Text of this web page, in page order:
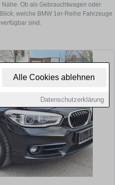
Alle Cookies ablehnen
Datenschutzerklärung
Ob als Gebrauchtwagen oder
welche BMW 1er-Reihe Fahrzeuge
sind.